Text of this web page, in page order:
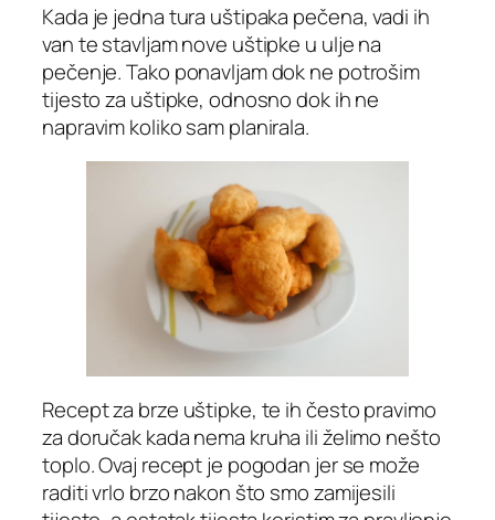
Kada je jedna tura uštipaka pečena, vadi ih
van te stavljam nove uštipke u ulje na
pečenje. Tako ponavljam dok ne potrošim
tijesto za uštipke, odnosno dok ih ne
napravim koliko sam planirala.
Recept za brze uštipke, te ih često pravimo
za doručak kada nema kruha ili želimo nešto
toplo. Ovaj recept je pogodan jer se može
raditi vrlo brzo nakon što smo zamijesili